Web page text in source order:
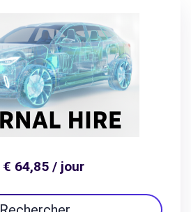
€ 64,85 / jour